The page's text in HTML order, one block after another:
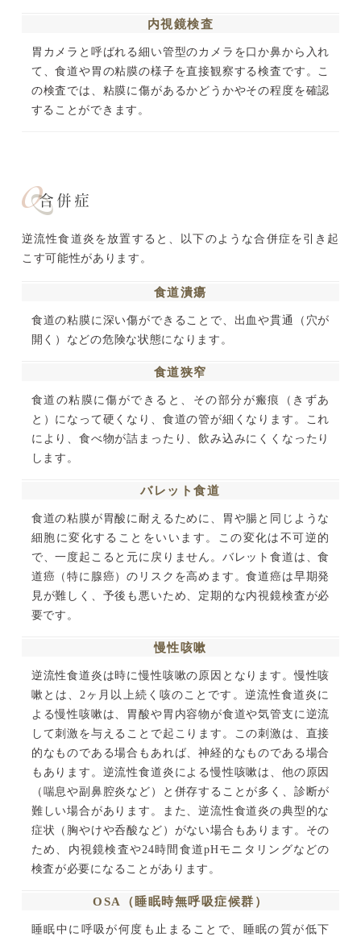
内視鏡検査
胃カメラと呼ばれる細い管型のカメラを口か鼻から入れ
て、食道や胃の粘膜の様子を直接観察する検査です。こ
の検査では、粘膜に傷があるかどうかやその程度を確認
することができます。
合併症
逆流性食道炎を放置すると、以下のような合併症を引き起
こす可能性があります。
食道潰瘍
食道の粘膜に深い傷ができることで、出血や貫通（穴が
開く）などの危険な状態になります。
食道狭窄
食道の粘膜に傷ができると、その部分が瘢痕（きずあ
と）になって硬くなり、食道の管が細くなります。これ
により、食べ物が詰まったり、飲み込みにくくなったり
します。
バレット食道
食道の粘膜が胃酸に耐えるために、胃や腸と同じような
細胞に変化することをいいます。この変化は不可逆的
で、一度起こると元に戻りません。バレット食道は、食
道癌（特に腺癌）のリスクを高めます。食道癌は早期発
見が難しく、予後も悪いため、定期的な内視鏡検査が必
要です。
慢性咳嗽
逆流性食道炎は時に慢性咳嗽の原因となります。慢性咳
嗽とは、2ヶ月以上続く咳のことです。逆流性食道炎に
よる慢性咳嗽は、胃酸や胃内容物が食道や気管支に逆流
して刺激を与えることで起こります。この刺激は、直接
的なものである場合もあれば、神経的なものである場合
もあります。逆流性食道炎による慢性咳嗽は、他の原因
（喘息や副鼻腔炎など）と併存することが多く、診断が
難しい場合があります。また、逆流性食道炎の典型的な
症状（胸やけや呑酸など）がない場合もあります。その
ため、内視鏡検査や24時間食道pHモニタリングなどの
検査が必要になることがあります。
OSA（睡眠時無呼吸症候群）
睡眠中に呼吸が何度も止まることで、睡眠の質が低下